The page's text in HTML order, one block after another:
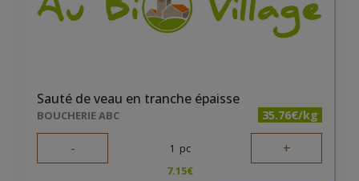
Sauté de veau en tranche épaisse
BOUCHERIE ABC 35.76€/kg
- 1 pc +
7.15€